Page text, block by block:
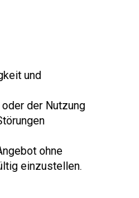
und
der Nutzung
ohne
einzustellen.